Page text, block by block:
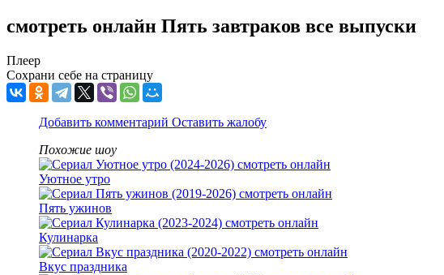
смотреть онлайн Пять завтраков все выпуски
Плеер
Сохрани себе на страницу
Добавить комментарий Оставить жалобу
Похожие шоу
Уютное утро
Пять ужинов
Кулинарка
Вкус праздника